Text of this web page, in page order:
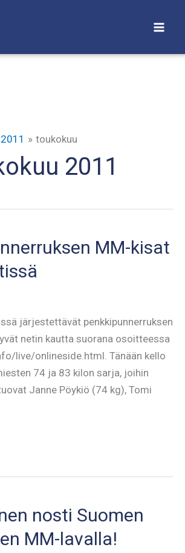
2011 toukokuu
2011
MM-kisat
järjestettävät penkkipunnerruksen
netin kautta suorana osoitteessa
live/onlineside.html. Tänään kello
74 ja 83 kilon sarja, joihin
Janne Pöykiö (74 kg), Tomi
nosti Suomen
MM-lavalla!